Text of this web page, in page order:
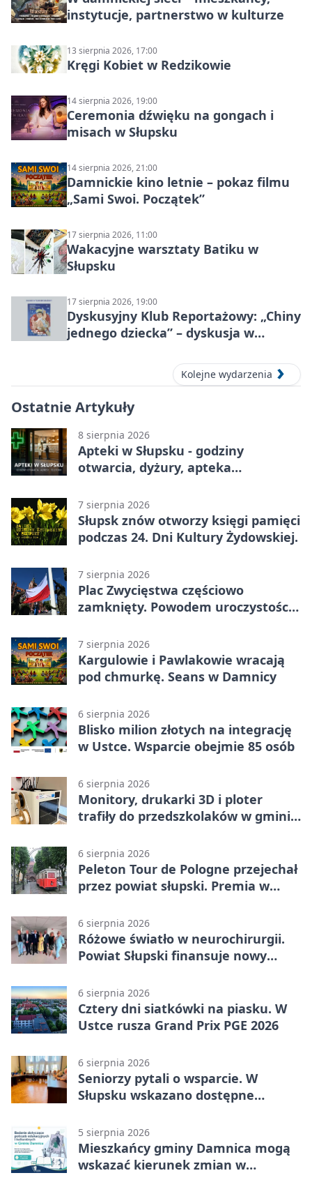
instytucje, partnerstwo w kulturze
13 sierpnia 2026, 17:00
Kręgi Kobiet w Redzikowie
14 sierpnia 2026, 19:00
Ceremonia dźwięku na gongach i
misach w Słupsku
14 sierpnia 2026, 21:00
Damnickie kino letnie – pokaz filmu
„Sami Swoi. Początek”
17 sierpnia 2026, 11:00
Wakacyjne warsztaty Batiku w
Słupsku
17 sierpnia 2026, 19:00
Dyskusyjny Klub Reportażowy: „Chiny
jednego dziecka” – dyskusja w
Kolejne wydarzenia
Ostatnie Artykuły
8 sierpnia 2026
Apteki w Słupsku - godziny
otwarcia, dyżury, apteka
7 sierpnia 2026
Słupsk znów otworzy księgi pamięci
podczas 24. Dni Kultury Żydowskiej.
7 sierpnia 2026
Plac Zwycięstwa częściowo
zamknięty. Powodem uroczystości
7 sierpnia 2026
Kargulowie i Pawlakowie wracają
pod chmurkę. Seans w Damnicy
6 sierpnia 2026
Blisko milion złotych na integrację
w Ustce. Wsparcie obejmie 85 osób
6 sierpnia 2026
Monitory, drukarki 3D i ploter
trafiły do przedszkolaków w gminie
6 sierpnia 2026
Peleton Tour de Pologne przejechał
przez powiat słupski. Premia w
6 sierpnia 2026
Różowe światło w neurochirurgii.
Powiat Słupski finansuje nowy
6 sierpnia 2026
Cztery dni siatkówki na piasku. W
Ustce rusza Grand Prix PGE 2026
6 sierpnia 2026
Seniorzy pytali o wsparcie. W
Słupsku wskazano dostępne
5 sierpnia 2026
Mieszkańcy gminy Damnica mogą
wskazać kierunek zmian w